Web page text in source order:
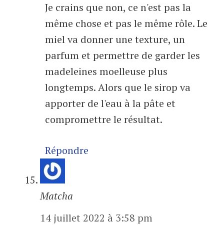
Je crains que non, ce n'est pas la
même chose et pas le même rôle. Le
miel va donner une texture, un
parfum et permettre de garder les
madeleines moelleuse plus
longtemps. Alors que le sirop va
apporter de l'eau à la pâte et
compromettre le résultat.
Répondre
Matcha
14 juillet 2022 à 3:58 pm